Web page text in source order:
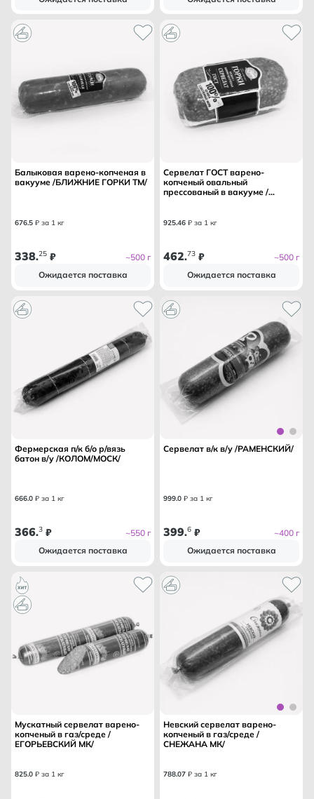
Балыковая варено-копченая в
вакууме /БЛИЖНИЕ ГОРКИ ТМ/
676.5 ₽ за 1 кг
338.25 ₽
~500 г
Ожидается поставка
Сервелат ГОСТ варено-
копченый овальный
прессованый в вакууме /
925.46 ₽ за 1 кг
462.73 ₽
~500 г
Ожидается поставка
Фермерская п/к б/о р/вязь
батон в/у /КОЛОМ/МОСК/
666.0 ₽ за 1 кг
366.3 ₽
~550 г
Ожидается поставка
Сервелат в/к в/у /РАМЕНСКИЙ/
999.0 ₽ за 1 кг
399.6 ₽
~400 г
Ожидается поставка
Мускатный сервелат варено-
копченый в газ/среде /
ЕГОРЬЕВСКИЙ МК/
825.0 ₽ за 1 кг
Невский сервелат варено-
копченый в газ/среде /
СНЕЖАНА МК/
788.07 ₽ за 1 кг